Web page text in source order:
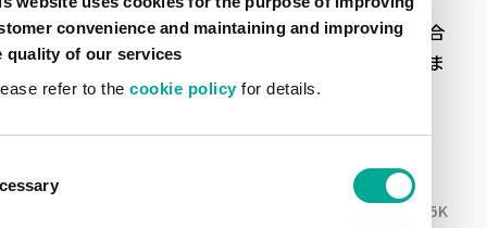
convenience and maintaining and improving
quality of our services
refer to thecookie policyfor details.
弊社営業時間外に発生した自動車事故でお急ぎの場合
は、下記の保険会社まで直接ご連絡をお願いいたしま
す。
（PDF：455K